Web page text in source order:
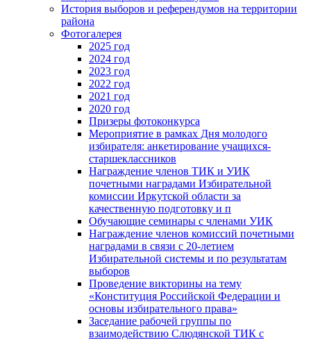
История выборов и референдумов на территории
района
Фотогалерея
2025 год
2024 год
2023 год
2022 год
2021 год
2020 год
Призеры фотоконкурса
Мероприятие в рамках Дня молодого
избирателя: анкетирование учащихся-
старшеклассников
Награждение членов ТИК и УИК
почетными наградами Избирательной
комиссии Иркутской области за
качественную подготовку и п
Обучающие семинары с членами УИК
Награждение членов комиссий почетными
наградами в связи с 20-летием
Избирательной системы и по результатам
выборов
Проведение викторины на тему
«Конституция Российской Федерации и
основы избирательного права»
Заседание рабочей группы по
взаимодействию Слюдянской ТИК с